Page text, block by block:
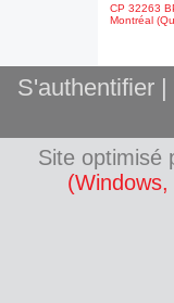
CP 32263
Montréal
S'authentifier|
Site optimisé